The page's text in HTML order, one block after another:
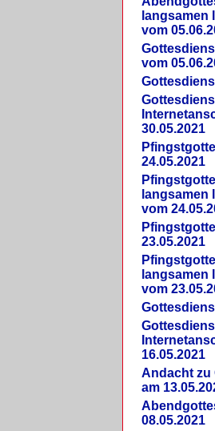
langsamen
vom
vom
30.05.2021
24.05.2021
langsamen
vom
23.05.2021
langsamen
vom
16.05.2021
Andacht zu
am
08.05.2021